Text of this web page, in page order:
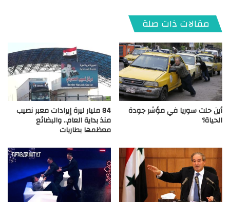
مقالات ذات صلة
أين حلت سوريا في مؤشر جودة
الحياة؟
84 مليار ليرة إيرادات معبر نصيب
منذ بداية العام.. والبضائع
معظمها بطاريات